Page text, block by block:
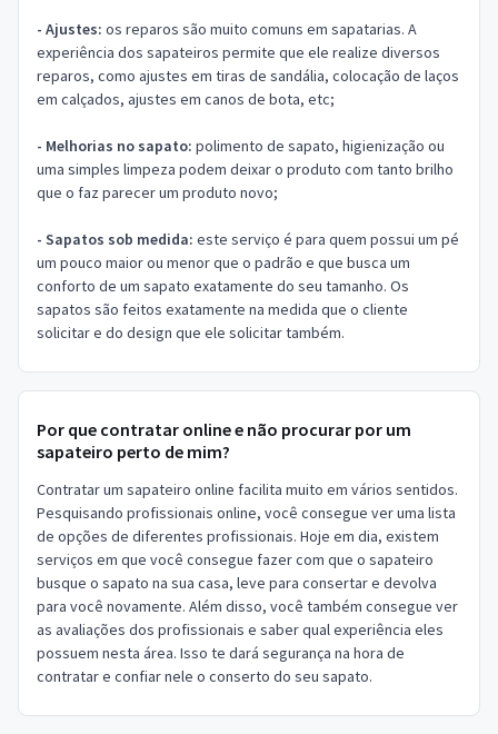
- Ajustes: os reparos são muito comuns em sapatarias. A
experiência dos sapateiros permite que ele realize diversos
reparos, como ajustes em tiras de sandália, colocação de laços
em calçados, ajustes em canos de bota, etc;
- Melhorias no sapato: polimento de sapato, higienização ou
uma simples limpeza podem deixar o produto com tanto brilho
que o faz parecer um produto novo;
- Sapatos sob medida: este serviço é para quem possui um pé
um pouco maior ou menor que o padrão e que busca um
conforto de um sapato exatamente do seu tamanho. Os
sapatos são feitos exatamente na medida que o cliente
solicitar e do design que ele solicitar também.
Por que contratar online e não procurar por um
sapateiro perto de mim?
Contratar um sapateiro online facilita muito em vários sentidos.
Pesquisando profissionais online, você consegue ver uma lista
de opções de diferentes profissionais. Hoje em dia, existem
serviços em que você consegue fazer com que o sapateiro
busque o sapato na sua casa, leve para consertar e devolva
para você novamente. Além disso, você também consegue ver
as avaliações dos profissionais e saber qual experiência eles
possuem nesta área. Isso te dará segurança na hora de
contratar e confiar nele o conserto do seu sapato.